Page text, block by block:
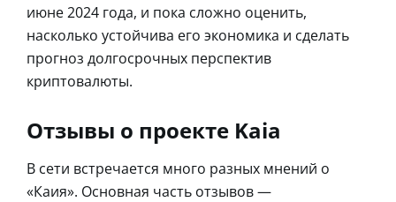
июне 2024 года, и пока сложно оценить,
насколько устойчива его экономика и сделать
прогноз долгосрочных перспектив
криптовалюты.
Отзывы о проекте Kaia
В сети встречается много разных мнений о
«Каия». Основная часть отзывов —